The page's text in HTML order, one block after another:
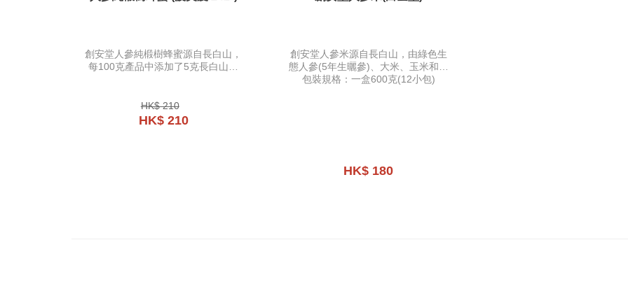
創安堂人參純椴樹蜂蜜源自長白山，
每100克產品中添加了5克長白山人
白山人參製成，功效美容養顏、改善
睡眠質素、提高身體抵抗力。
HK$ 210
HK$ 210
創安堂人參米源自長白山，由綠色生
態人參(5年生曬參)、大米、玉米和天
然礦泉水經高科技研製而成。每粒人
包裝規格：一盒600克(12小包)
HK$ 180